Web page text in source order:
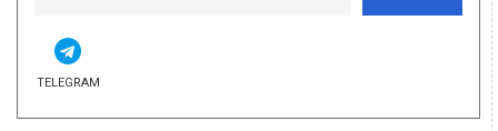
TELEGRAM